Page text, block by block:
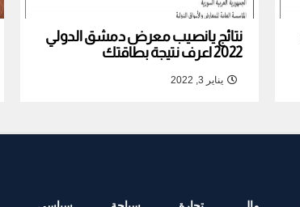
نتائج يانصيب معرض دمشق الدولي
2022 اعرف نتيجة بطاقتك
يناير 3, 2022